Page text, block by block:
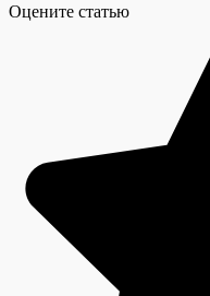
Оцените статью